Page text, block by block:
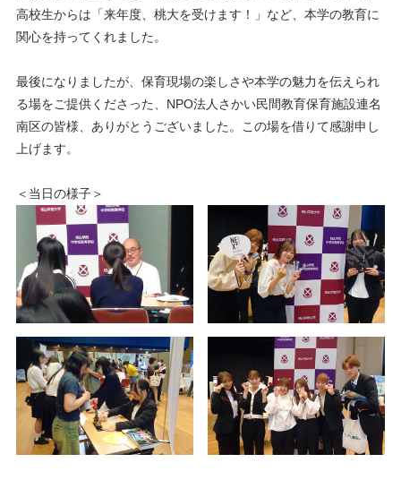
高校生からは「来年度、桃大を受けます！」など、本学の教育に
関心を持ってくれました。
最後になりましたが、保育現場の楽しさや本学の魅力を伝えられ
る場をご提供くださった、NPO法人さかい民間教育保育施設連名
南区の皆様、ありがとうございました。この場を借りて感謝申し
上げます。
＜当日の様子＞